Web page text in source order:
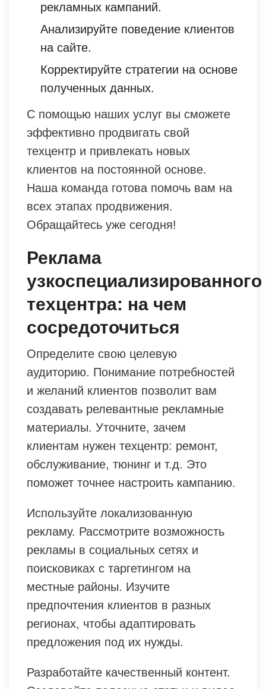
рекламных кампаний.
Анализируйте поведение клиентов
на сайте.
Корректируйте стратегии на основе
полученных данных.
С помощью наших услуг вы сможете
эффективно продвигать свой
техцентр и привлекать новых
клиентов на постоянной основе.
Наша команда готова помочь вам на
всех этапах продвижения.
Обращайтесь уже сегодня!
Реклама
узкоспециализированного
техцентра: на чем
сосредоточиться
Определите свою целевую
аудиторию. Понимание потребностей
и желаний клиентов позволит вам
создавать релевантные рекламные
материалы. Уточните, зачем
клиентам нужен техцентр: ремонт,
обслуживание, тюнинг и т.д. Это
поможет точнее настроить кампанию.
Используйте локализованную
рекламу. Рассмотрите возможность
рекламы в социальных сетях и
поисковиках с таргетингом на
местные районы. Изучите
предпочтения клиентов в разных
регионах, чтобы адаптировать
предложения под их нужды.
Разработайте качественный контент.